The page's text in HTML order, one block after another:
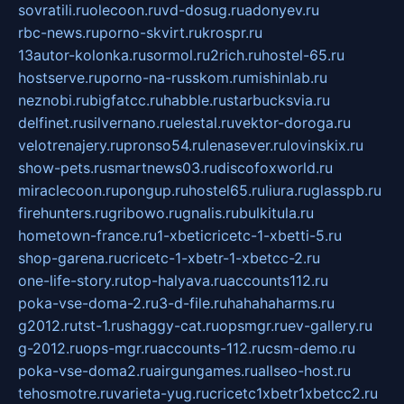
sovratili.ruolecoon.ruvd-dosug.ruadonyev.ru
rbc-news.ruporno-skvirt.rukrospr.ru
13autor-kolonka.rusormol.ru2rich.ruhostel-65.ru
hostserve.ruporno-na-russkom.rumishinlab.ru
neznobi.rubigfatcc.ruhabble.rustarbucksvia.ru
delfinet.rusilvernano.ruelestal.ruvektor-doroga.ru
velotrenajery.rupronso54.rulenasever.rulovinskix.ru
show-pets.rusmartnews03.rudiscofoxworld.ru
miraclecoon.rupongup.ruhostel65.ruliura.ruglasspb.ru
firehunters.rugribowo.rugnalis.rubulkitula.ru
hometown-france.ru1-xbeticricetc-1-xbetti-5.ru
shop-garena.rucricetc-1-xbetr-1-xbetcc-2.ru
one-life-story.rutop-halyava.ruaccounts112.ru
poka-vse-doma-2.ru3-d-file.ruhahahaharms.ru
g2012.rutst-1.rushaggy-cat.ruopsmgr.ruev-gallery.ru
g-2012.ruops-mgr.ruaccounts-112.rucsm-demo.ru
poka-vse-doma2.ruairgungames.ruallseo-host.ru
tehosmotre.ruvarieta-yug.rucricetc1xbetr1xbetcc2.ru